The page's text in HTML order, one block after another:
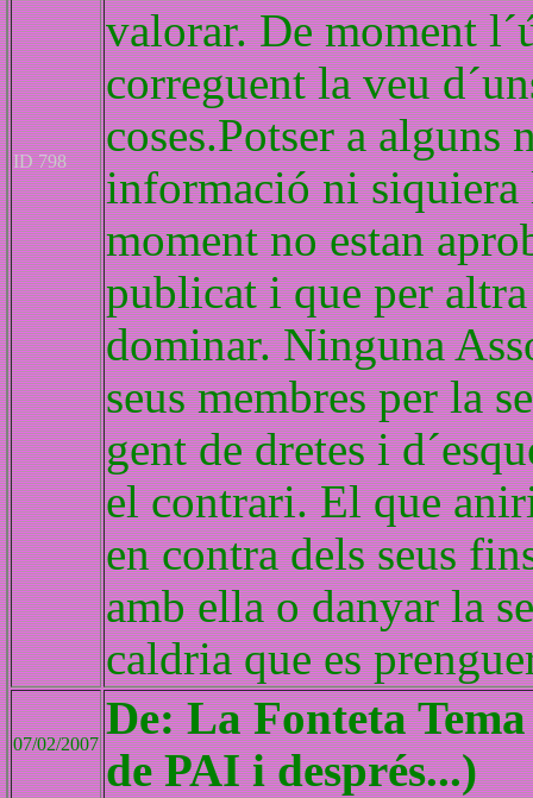
ID 798
valorar. De moment
correguent la veu
coses.Potser a alguns
informació ni siquiera
moment no estan
publicat i que per
dominar. Ninguna
seus membres per la
gent de dretes i
el contrari. El que
en contra dels seus
amb ella o danyar la
caldria que es
07/02/2007
De: La Fonteta
de PAI i després...)